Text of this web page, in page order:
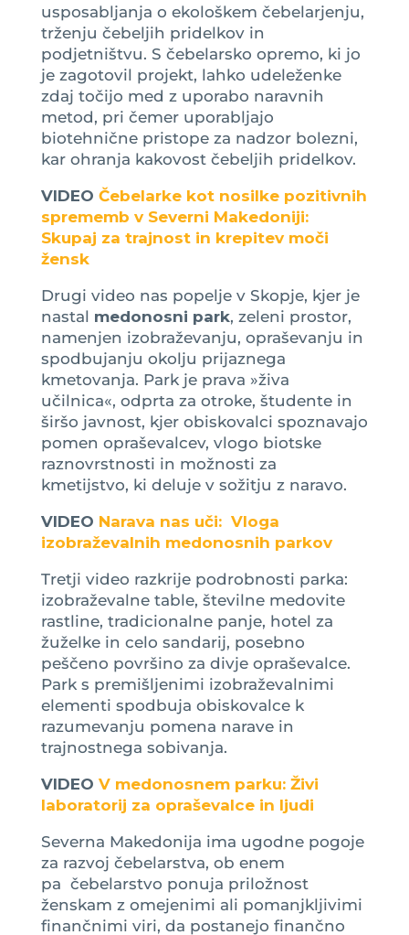
usposabljanja o ekološkem čebelarjenju,
trženju čebeljih pridelkov in
podjetništvu. S čebelarsko opremo, ki jo
je zagotovil projekt, lahko udeleženke
zdaj točijo med z uporabo naravnih
metod, pri čemer uporabljajo
biotehnične pristope za nadzor bolezni,
kar ohranja kakovost čebeljih pridelkov.
VIDEO Čebelarke kot nosilke pozitivnih
sprememb v Severni Makedoniji:
Skupaj za trajnost in krepitev moči
žensk
Drugi video nas popelje v Skopje, kjer je
nastal medonosni park, zeleni prostor,
namenjen izobraževanju, opraševanju in
spodbujanju okolju prijaznega
kmetovanja. Park je prava »živa
učilnica«, odprta za otroke, študente in
širšo javnost, kjer obiskovalci spoznavajo
pomen opraševalcev, vlogo biotske
raznovrstnosti in možnosti za
kmetijstvo, ki deluje v sožitju z naravo.
VIDEO Narava nas uči: Vloga
izobraževalnih medonosnih parkov
Tretji video razkrije podrobnosti parka:
izobraževalne table, številne medovite
rastline, tradicionalne panje, hotel za
žuželke in celo sandarij, posebno
peščeno površino za divje opraševalce.
Park s premišljenimi izobraževalnimi
elementi spodbuja obiskovalce k
razumevanju pomena narave in
trajnostnega sobivanja.
VIDEO V medonosnem parku: Živi
laboratorij za opraševalce in ljudi
Severna Makedonija ima ugodne pogoje
za razvoj čebelarstva, ob enem
pa čebelarstvo ponuja priložnost
ženskam z omejenimi ali pomanjkljivimi
finančnimi viri, da postanejo finančno